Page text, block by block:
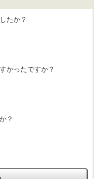
たか？
かったですか？
？